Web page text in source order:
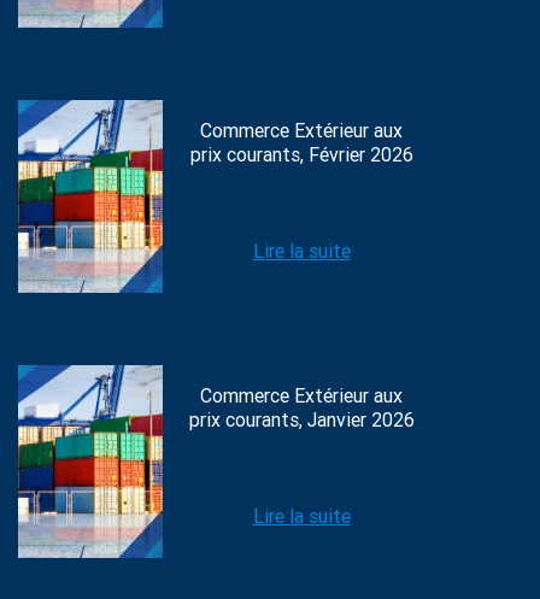
Commerce Extérieur aux
prix courants, Février 2026
Lire la suite
Commerce Extérieur aux
prix courants, Janvier 2026
Lire la suite